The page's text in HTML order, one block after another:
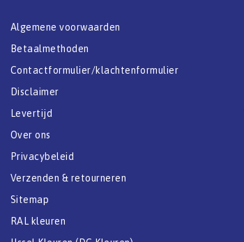
Algemene voorwaarden
Betaalmethoden
Contactformulier/klachtenformulier
Disclaimer
Levertijd
Over ons
Privacybeleid
Verzenden & retourneren
Sitemap
RAL kleuren